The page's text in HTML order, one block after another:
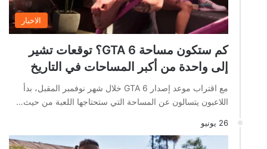
الاخبار
كم ستكون مساحة GTA 6؟ توقعات تشير
إلى واحدة من أكبر المساحات في التاريخ
مع اقتراب موعد إصدار GTA 6 خلال شهر نوفمبر المقبل، بدأ
اللاعبون يتسالون عن المساحة التي ستحتاجها اللعبة من حيث…
26 يونيو